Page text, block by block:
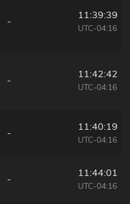
-
11:39:39
UTC-04:16
-
11:42:42
UTC-04:16
-
11:40:19
UTC-04:16
-
11:44:01
UTC-04:16